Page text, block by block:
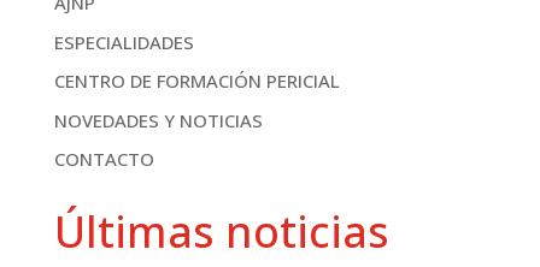
ESPECIALIDADES
CENTRO DE FORMACIÓN PERICIAL
NOVEDADES Y NOTICIAS
CONTACTO
Últimas noticias